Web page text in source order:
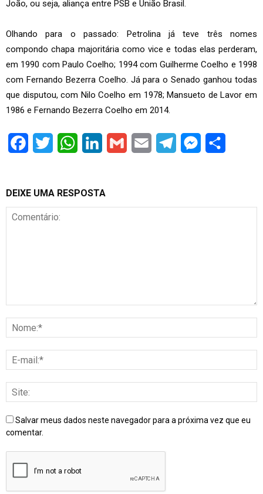
João, ou seja, aliança entre PSB e União Brasil.
Olhando para o passado: Petrolina já teve três nomes
compondo chapa majoritária como vice e todas elas perderam,
em 1990 com Paulo Coelho; 1994 com Guilherme Coelho e 1998
com Fernando Bezerra Coelho. Já para o Senado ganhou todas
que disputou, com Nilo Coelho em 1978; Mansueto de Lavor em
1986 e Fernando Bezerra Coelho em 2014.
Facebook
Twitter WhatsAppLinkedInGmail Email TelegramMessenger
DEIXE UMA RESPOSTA
Salvar meus dados neste navegador para a próxima vez que eu
comentar.